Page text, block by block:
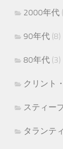
2000年代
90年代 (8)
80年代 (3)
クリント
スティー
タランテ